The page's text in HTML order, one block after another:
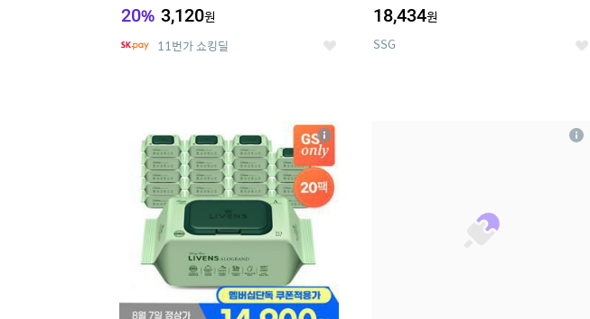
20% 3,120원
11번가 쇼킹딜 좋
18,434원
SSG 좋
상
세
상